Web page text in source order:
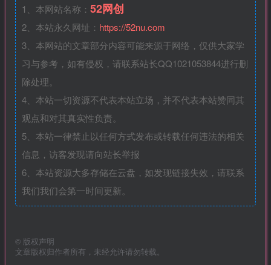
1、本网站名称： 52网创
2、本站永久网址： https://52nu.com
3、本网站的文章部分内容可能来源于网络，仅供大家学
习与参考，如有侵权，请联系站长QQ1021053844进行删
除处理。
4、本站一切资源不代表本站立场，并不代表本站赞同其
观点和对其真实性负责。
5、本站一律禁止以任何方式发布或转载任何违法的相关
信息，访客发现请向站长举报
6、本站资源大多存储在云盘，如发现链接失效，请联系
我们我们会第一时间更新。
© 版权声明
文章版权归作者所有，未经允许请勿转载。